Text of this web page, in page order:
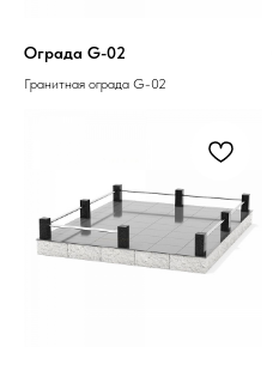
Ограда G-02
Гранитная ограда G-02